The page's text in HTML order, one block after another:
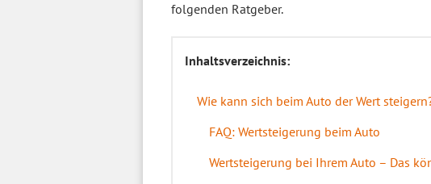
folgenden Ratgeber.
Inhaltsverzeichnis:
Wie kann sich beim Auto der Wert
FAQ: Wertsteigerung beim Auto
Wertsteigerung bei Ihrem Auto – Das